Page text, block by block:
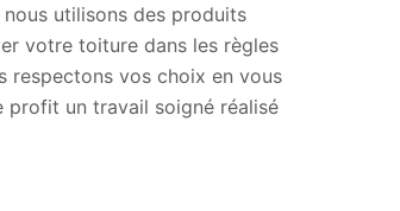
utilisons des produits
votre toiture dans les règles
respectons vos choix en vous
profit un travail soigné réalisé